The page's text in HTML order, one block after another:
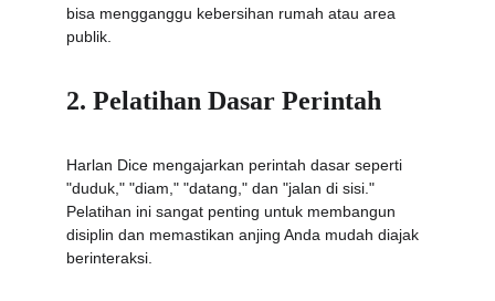
bisa mengganggu kebersihan rumah atau area
publik.
2. Pelatihan Dasar Perintah
Harlan Dice mengajarkan perintah dasar seperti
"duduk," "diam," "datang," dan "jalan di sisi."
Pelatihan ini sangat penting untuk membangun
disiplin dan memastikan anjing Anda mudah diajak
berinteraksi.